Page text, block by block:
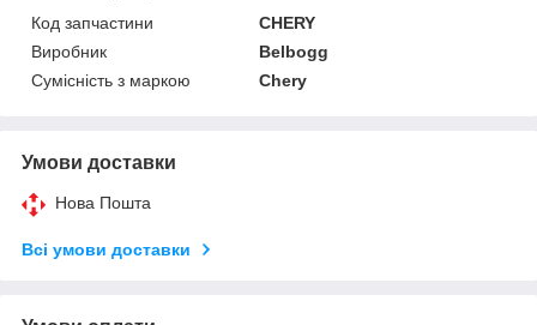
Код запчастини
CHERY
Виробник
Belbogg
Сумісність з маркою
Chery
Умови доставки
Нова Пошта
Всі умови доставки